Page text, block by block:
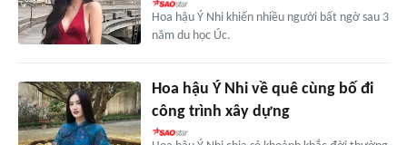
Hoa hậu Ý Nhi khiến nhiều người bất ngờ sau 3
năm du học Úc.
Hoa hậu Ý Nhi về quê cùng bố đi
công trình xây dựng